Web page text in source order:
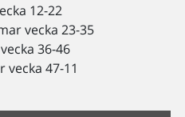
12-22
vecka 23-35
36-46
47-11